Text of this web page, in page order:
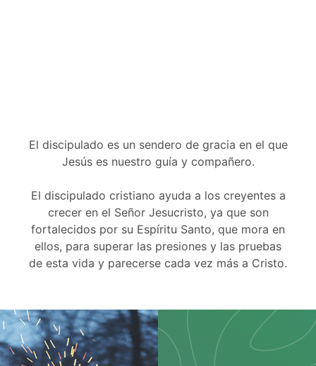
El discipulado es un sendero de gracia en el que
Jesús es nuestro guía y compañero.
El discipulado cristiano ayuda a los creyentes a
crecer en el Señor Jesucristo, ya que son
fortalecidos por su Espíritu Santo, que mora en
ellos, para superar las presiones y las pruebas
de esta vida y parecerse cada vez más a Cristo.